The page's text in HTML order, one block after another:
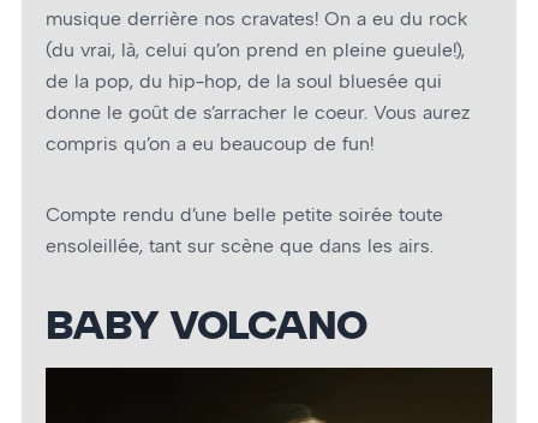
musique derrière nos cravates! On a eu du rock
(du vrai, là, celui qu’on prend en pleine gueule!),
de la pop, du hip-hop, de la soul bluesée qui
donne le goût de s’arracher le coeur. Vous aurez
compris qu’on a eu beaucoup de fun!
Compte rendu d’une belle petite soirée toute
ensoleillée, tant sur scène que dans les airs.
BABY VOLCANO